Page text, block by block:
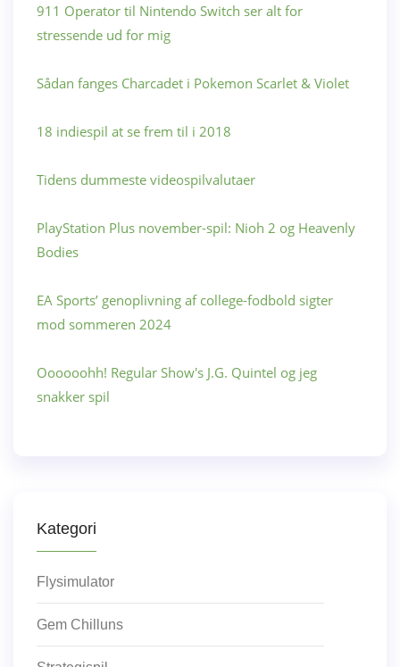
911 Operator til Nintendo Switch ser alt for
stressende ud for mig
Sådan fanges Charcadet i Pokemon Scarlet & Violet
18 indiespil at se frem til i 2018
Tidens dummeste videospilvalutaer
PlayStation Plus november-spil: Nioh 2 og Heavenly
Bodies
EA Sports’ genoplivning af college-fodbold sigter
mod sommeren 2024
Oooooohh! Regular Show's J.G. Quintel og jeg
snakker spil
Kategori
Flysimulator
Gem Chilluns